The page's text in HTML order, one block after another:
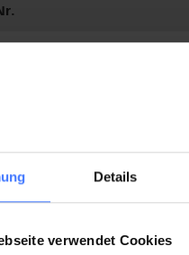
Details
verwendet Cookies